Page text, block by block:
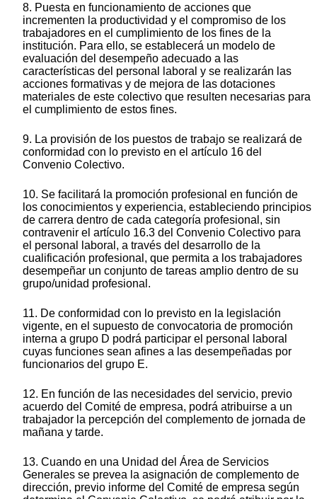
8. Puesta en funcionamiento de acciones que
incrementen la productividad y el compromiso de los
trabajadores en el cumplimiento de los fines de la
institución. Para ello, se establecerá un modelo de
evaluación del desempeño adecuado a las
características del personal laboral y se realizarán las
acciones formativas y de mejora de las dotaciones
materiales de este colectivo que resulten necesarias para
el cumplimiento de estos fines.
9. La provisión de los puestos de trabajo se realizará de
conformidad con lo previsto en el artículo 16 del
Convenio Colectivo.
10. Se facilitará la promoción profesional en función de
los conocimientos y experiencia, estableciendo principios
de carrera dentro de cada categoría profesional, sin
contravenir el artículo 16.3 del Convenio Colectivo para
el personal laboral, a través del desarrollo de la
cualificación profesional, que permita a los trabajadores
desempeñar un conjunto de tareas amplio dentro de su
grupo/unidad profesional.
11. De conformidad con lo previsto en la legislación
vigente, en el supuesto de convocatoria de promoción
interna a grupo D podrá participar el personal laboral
cuyas funciones sean afines a las desempeñadas por
funcionarios del grupo E.
12. En función de las necesidades del servicio, previo
acuerdo del Comité de empresa, podrá atribuirse a un
trabajador la percepción del complemento de jornada de
mañana y tarde.
13. Cuando en una Unidad del Área de Servicios
Generales se prevea la asignación de complemento de
dirección, previo informe del Comité de empresa según